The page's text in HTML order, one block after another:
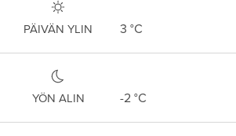
PÄIVÄN YLIN 3 °C
YÖN ALIN -2 °C